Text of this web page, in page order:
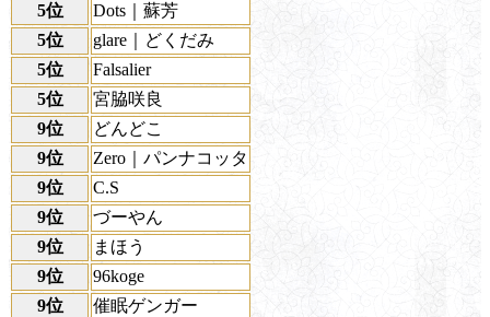
5位
Dots｜蘇芳
5位
glare｜どくだみ
5位
Falsalier
5位
宮脇咲良
9位
どんどこ
9位
Zero｜パンナコッタ
9位
C.S
9位
づーやん
9位
まほう
9位
96koge
9位
催眠ゲンガー